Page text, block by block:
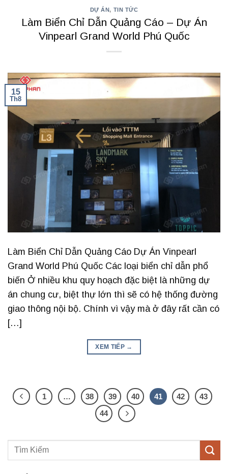
DỰ ÁN, TIN TỨC
Làm Biển Chỉ Dẫn Quảng Cáo – Dự Án
Vinpearl Grand World Phú Quốc
15
Th8
Làm Biển Chỉ Dẫn Quảng Cáo Dự Án Vinpearl
Grand World Phú Quốc Các loại biển chỉ dẫn phổ
biến Ở nhiều khu quy hoạch đặc biệt là những dự
án chung cư, biệt thự lớn thì sẽ có hệ thống đường
giao thông nội bộ. Chính vì vậy mà ở đây rất cần có
[…]
XEM TIẾP →
1 … 38 39 40 41 42
43
44